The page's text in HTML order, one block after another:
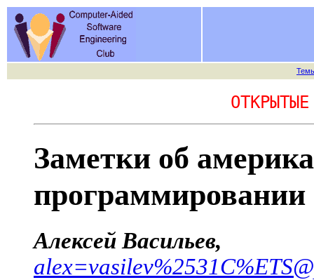
Заметки об
программировании
Алексей Васильев,